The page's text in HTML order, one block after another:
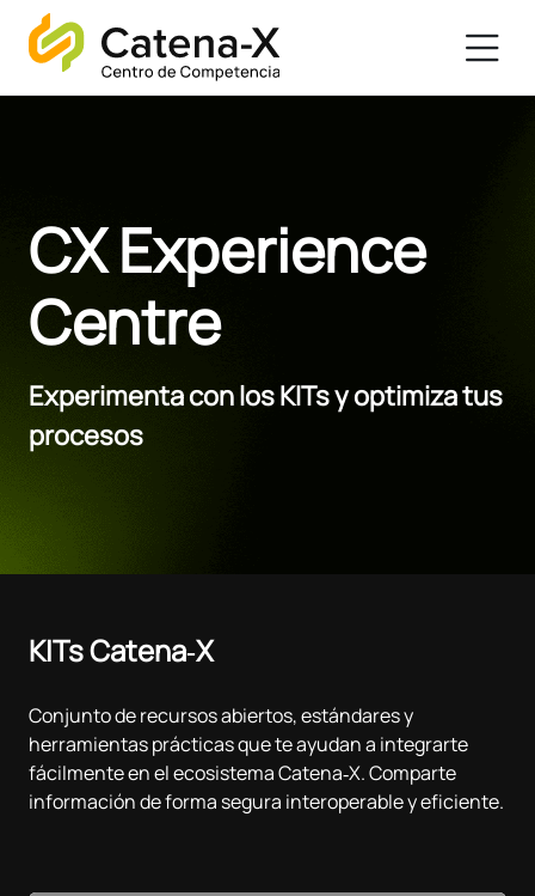
CX Experience
Centre
Experimenta con los KITs y optimiza tus
procesos
KITs Catena‑X
Conjunto de recursos abiertos, estándares y
herramientas prácticas que te ayudan a integrarte
fácilmente en el ecosistema Catena‑X. Comparte
información de forma segura interoperable y eficiente.